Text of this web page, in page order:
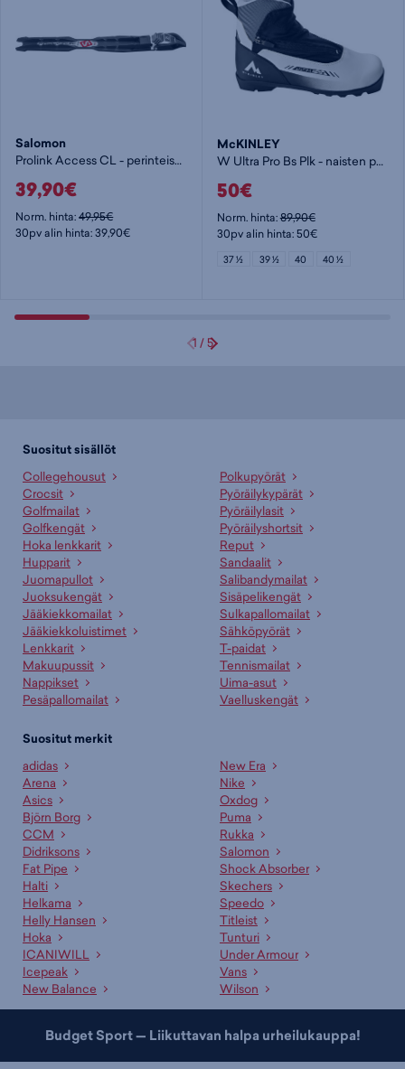
Salomon
Prolink Access CL - perinteisen siteet
39,90€
Norm. hinta:49,95€
30pv alin hinta: 39,90€
McKINLEY
W Ultra Pro Bs Plk - naisten perinteisen hiihtomonot
50€
Norm. hinta:89,90€
30pv alin hinta: 50€
37 ½ 39 ½ 40 40 ½
1 /5
Suositut sisällöt
Collegehousut
Crocsit
Golfmailat
Golfkengät
Hoka lenkkarit
Hupparit
Juomapullot
Juoksukengät
Jääkiekkomailat
Jääkiekkoluistimet
Lenkkarit
Makuupussit
Nappikset
Pesäpallomailat
Polkupyörät
Pyöräilykypärät
Pyöräilylasit
Pyöräilyshortsit
Reput
Sandaalit
Salibandymailat
Sisäpelikengät
Sulkapallomailat
Sähköpyörät
T-paidat
Tennismailat
Uima-asut
Vaelluskengät
Suositut merkit
adidas
Arena
Asics
Björn Borg
CCM
Didriksons
Fat Pipe
Halti
Helkama
Helly Hansen
Hoka
ICANIWILL
Icepeak
New Balance
New Era
Nike
Oxdog
Puma
Rukka
Salomon
Shock Absorber
Skechers
Speedo
Titleist
Tunturi
Under Armour
Vans
Wilson
Budget Sport — Liikuttavan halpa urheilukauppa!